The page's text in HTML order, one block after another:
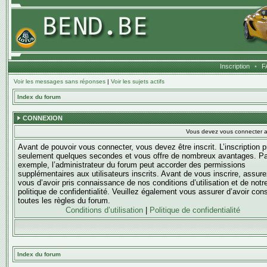
Inscription •
Voir les messages sans réponses | Voir les sujets actifs
Index du forum
CONNEXION
Vous devez vous connecter
Avant de pouvoir vous connecter, vous devez être inscrit. L’inscription
seulement quelques secondes et vous offre de nombreux avantages.
exemple, l’administrateur du forum peut accorder des permissions
supplémentaires aux utilisateurs inscrits. Avant de vous inscrire,
vous d’avoir pris connaissance de nos conditions d’utilisation et de
politique de confidentialité. Veuillez également vous assurer d’avoir
toutes les règles du forum.
Conditions d’utilisation
Politique de confidentialité
Index du forum